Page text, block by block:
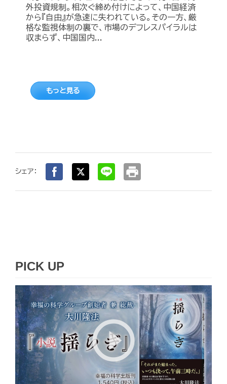
外投資規制。相次ぐ締め付けによって、中国経済
から『自由』が急速に失われている。その一方、厳
格な監視体制の裏で、市場のデフレスパイラルは
収まらず、中国国内...
もっと見る
シェア： print
PICK UP